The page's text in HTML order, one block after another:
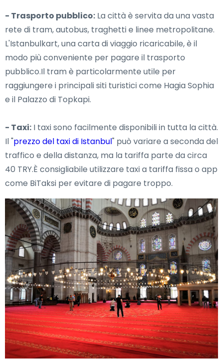
- Trasporto pubblico: La città è servita da una vasta
rete di tram, autobus, traghetti e linee metropolitane.
L'Istanbulkart, una carta di viaggio ricaricabile, è il
modo più conveniente per pagare il trasporto
pubblico.Il tram è particolarmente utile per
raggiungere i principali siti turistici come Hagia Sophia
e il Palazzo di Topkapi.
- Taxi: I taxi sono facilmente disponibili in tutta la città.
Il "prezzo del taxi di Istanbul" può variare a seconda del
traffico e della distanza, ma la tariffa parte da circa
40 TRY.È consigliabile utilizzare taxi a tariffa fissa o app
come BiTaksi per evitare di pagare troppo.